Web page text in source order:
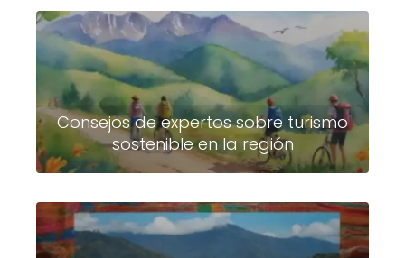
Consejos de expertos sobre turismo
sostenible en la región